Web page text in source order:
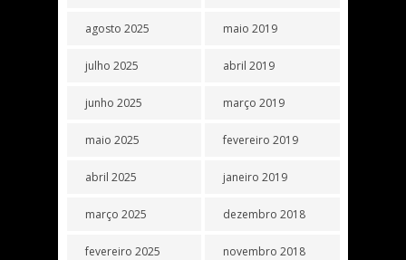
agosto 2025
julho 2025
junho 2025
maio 2025
abril 2025
março 2025
fevereiro 2025
maio 2019
abril 2019
março 2019
fevereiro 2019
janeiro 2019
dezembro 2018
novembro 2018